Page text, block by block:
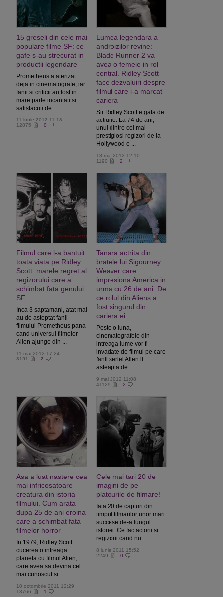
15 greseli din cele mai
populare filme SF: ce
gafe s-au strecurat in
productii legendare
Prometheus a aterizat
deja in cinematografe, iar
fanii si criticii au fost in
mare parte incantati si
satisfacuti de ...
11 iunie 2012 11:18
12875
0
Lumea legendara a
androizilor revine:
Blade Runner 2 va
avea o femeie in rol
central. Ridley Scott
face dezvaluiri despre
filmul care i-a marcat
cariera
Sir Ridley Scott e gata de
actiune. La 74 de ani,
unul dintre cei mai
prestigiosi regizori de la
Hollywood e ...
18 mai 2012 12:10
1190
2
Filmul care l-a bantuit
toata viata pe Ridley
Scott: marele regret al
regizorului care a
schimbat fata genului
SF
Inca 3 saptamani, atat mai
au de asteptat fanii
filmului Prometheus pana
cand universul filmelor
Alien ajunge din ...
11 mai 2012 17:24
3151
2
Tanara actrita din
bratele lui Sigourney
Weaver care
impresiona America in
urma cu 26 de ani. De
ce rolul din Aliens a
fost singurul din
cariera ei
Peste o luna,
cinematografele din
intreaga lume vor fi
invadate de filmul pe care
fanii seriei Alien il
asteapta de ...
9 mai 2012 11:08
41129
2
Asa a luat nastere cea
mai infricosatoare
creatura din istoria
filmului. Cum arata
dupa 25 de ani eroina
care a schimbat fata
filmelor horror
In 1979, Ridley Scott
cucerea o intreaga
planeta cu filmul Alien,
care avea sa devina cel
mai cunoscut si ...
10 octombrie 2011 12:29
13766
1
Cele mai tari 20 de
imagini de pe
platourile de filmare!
Iata 20 de capturi din
timpul filmarilor unor mari
succese de-a lungul
istoriei. Ce fac actorii si
regizorii cand nu ...
8 iunie 2011 15:52
2249
0